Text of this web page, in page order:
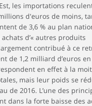
les importations
d'euros de moins,
de 3,6 % au plan
d’« autres produits
contribué à ce
de 1,2 milliard d’euros
en effet à la
mais leur poids se
de 2016. L’une des
dans la forte baisse des